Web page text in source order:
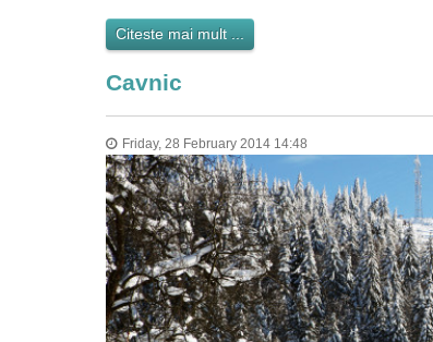
Citeste mai mult ...
Cavnic
Friday, 28 February 2014 14:48